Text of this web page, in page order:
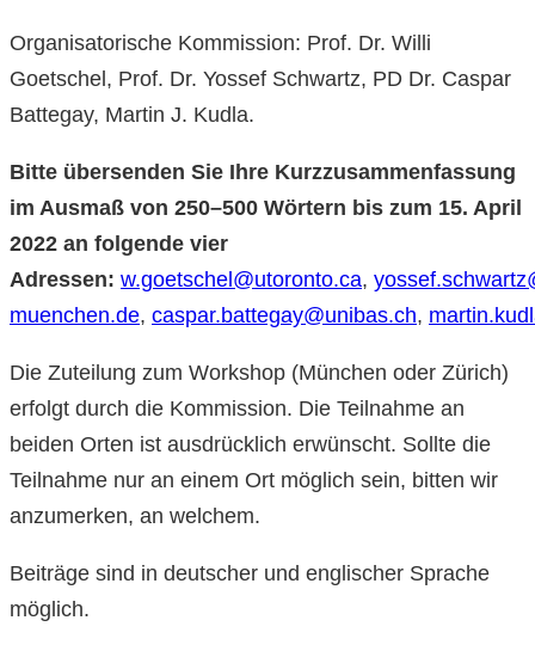
Organisatorische Kommission: Prof. Dr. Willi
Goetschel, Prof. Dr. Yossef Schwartz, PD Dr. Caspar
Battegay, Martin J. Kudla.
Bitte übersenden Sie Ihre Kurzzusammenfassung
im Ausmaß von 250–500 Wörtern bis zum 15. April
2022 an folgende vier
Adressen: w.goetschel@utoronto.ca,
muenchen.de, caspar.battegay@unibas.ch,
Die Zuteilung zum Workshop (München oder Zürich)
erfolgt durch die Kommission. Die Teilnahme an
beiden Orten ist ausdrücklich erwünscht. Sollte die
Teilnahme nur an einem Ort möglich sein, bitten wir
anzumerken, an welchem.
Beiträge sind in deutscher und englischer Sprache
möglich.